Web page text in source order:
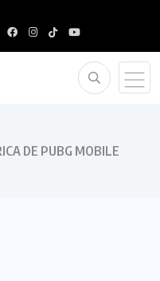
DE PUBG MOBILE